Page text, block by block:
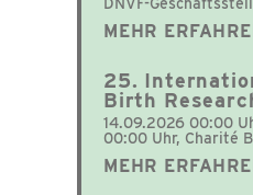
MEHR
25.
Birth
14.09.2026 00:00
00:00 Uhr, Charité
MEHR